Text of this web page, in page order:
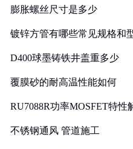
膨胀螺丝尺寸是多少
镀锌方管有哪些常见规格和
D400球墨铸铁井盖重多少
覆膜砂的耐高温性能如何
RU7088R功率MOSFET特
不锈钢通风 管道施工